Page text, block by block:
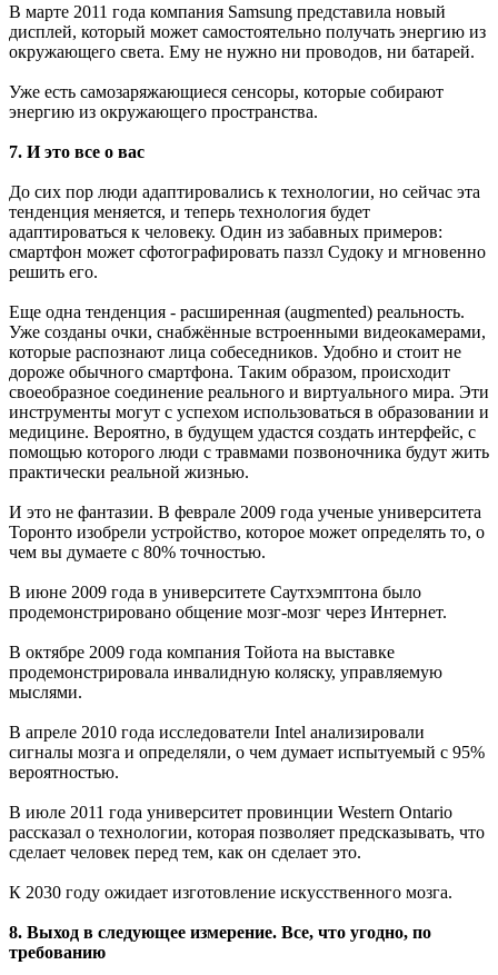
В марте 2011 года компания Samsung представила новый
дисплей, который может самостоятельно получать энергию из
окружающего света. Ему не нужно ни проводов, ни батарей.
Уже есть самозаряжающиеся сенсоры, которые собирают
энергию из окружающего пространства.
7. И это все о вас
До сих пор люди адаптировались к технологии, но сейчас эта
тенденция меняется, и теперь технология будет
адаптироваться к человеку. Один из забавных примеров:
смартфон может сфотографировать паззл Судоку и мгновенно
решить его.
Еще одна тенденция - расширенная (augmented) реальность.
Уже созданы очки, снабжённые встроенными видеокамерами,
которые распознают лица собеседников. Удобно и стоит не
дороже обычного смартфона. Таким образом, происходит
своеобразное соединение реального и виртуального мира. Эти
инструменты могут с успехом использоваться в образовании и
медицине. Вероятно, в будущем удастся создать интерфейс, с
помощью которого люди с травмами позвоночника будут жить
практически реальной жизнью.
И это не фантазии. В феврале 2009 года ученые университета
Торонто изобрели устройство, которое может определять то, о
чем вы думаете с 80% точностью.
В июне 2009 года в университете Саутхэмптона было
продемонстрировано общение мозг-мозг через Интернет.
В октябре 2009 года компания Тойота на выставке
продемонстрировала инвалидную коляску, управляемую
мыслями.
В апреле 2010 года исследователи Intel анализировали
сигналы мозга и определяли, о чем думает испытуемый с 95%
вероятностью.
В июле 2011 года университет провинции Western Ontario
рассказал о технологии, которая позволяет предсказывать, что
сделает человек перед тем, как он сделает это.
К 2030 году ожидает изготовление искусственного мозга.
8. Выход в следующее измерение. Все, что угодно, по
требованию